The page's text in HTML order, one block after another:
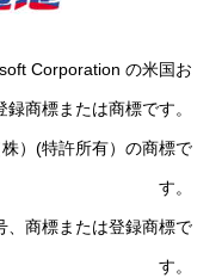
Corporation の米国お
商標または商標です。
）(特許所有）の商標で
す。
商標または登録商標で
す。